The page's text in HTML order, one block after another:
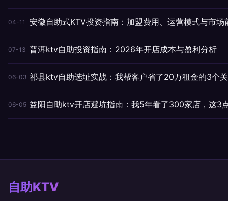
04-11 安徽自助式KTV投资指南：加盟费用、运营模式与市场
07-13 普洱ktv自助投资指南：2026年开店成本与盈利分析
06-03 祁县ktv自助选址实战：我帮客户省了20万租金的3个
06-05 益阳自助ktv开店避坑指南：我5年看了300家店，这3
自助KTV